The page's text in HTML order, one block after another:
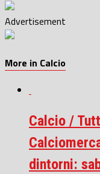
Advertisement
More in Calcio
Calcio /
dintorni: